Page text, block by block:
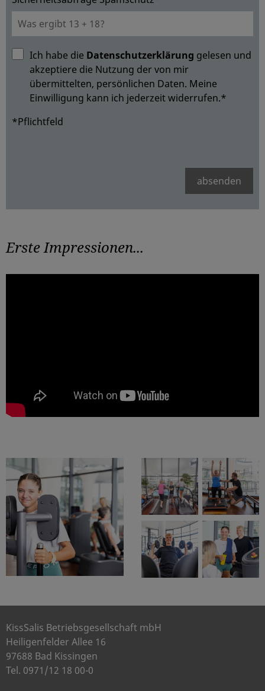
Ich habe die Datenschutzerklärung gelesen und
akzeptiere die Nutzung der von mir
übermittelten, persönlichen Daten. Meine
Einwilligung kann ich jederzeit widerrufen.*
*Pflichtfeld
absenden
Erste Impressionen...
KissSalis Betriebsgesellschaft mbH
Heiligenfelder Allee 16
97688 Bad Kissingen
Tel. 0971/12 18 00-0